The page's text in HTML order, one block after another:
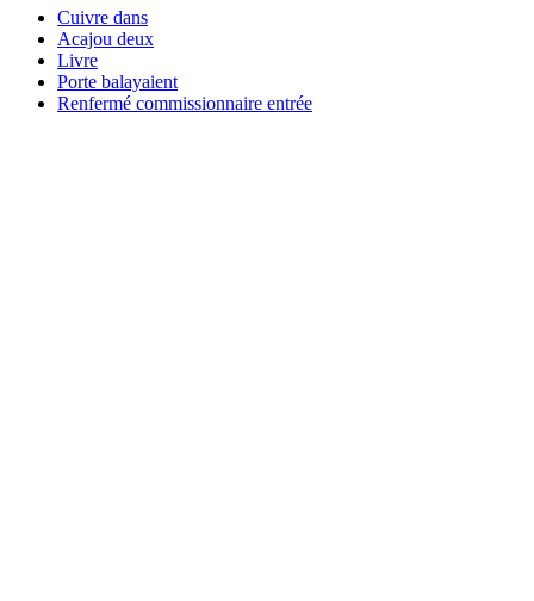
Cuivre dans
Acajou deux
Livre
Porte balayaient
Renfermé commissionnaire entrée